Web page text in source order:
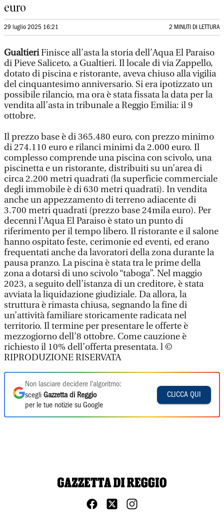
euro
29 luglio 2025 16:21 2 MINUTI DI LETTURA
GualtieriFinisce all’asta la storia dell’Aqua El Paraiso
di Pieve Saliceto, a Gualtieri. Il locale di via Zappello,
dotato di piscina e ristorante, aveva chiuso alla vigilia
del cinquantesimo anniversario. Si era ipotizzato un
possibile rilancio, ma ora è stata fissata la data per la
vendita all’asta in tribunale a Reggio Emilia: il 9
ottobre.
Il prezzo base è di 365.480 euro, con prezzo minimo
di 274.110 euro e rilanci minimi da 2.000 euro. Il
complesso comprende una piscina con scivolo, una
piscinetta e un ristorante, distribuiti su un’area di
circa 2.200 metri quadrati (la superficie commerciale
degli immobile è di 630 metri quadrati). In vendita
anche un appezzamento di terreno adiacente di
3.700 metri quadrati (prezzo base 24mila euro). Per
decenni l’Aqua El Paraiso è stato un punto di
riferimento per il tempo libero. Il ristorante e il salone
hanno ospitato feste, cerimonie ed eventi, ed erano
frequentati anche da lavoratori della zona durante la
pausa pranzo. La piscina è stata tra le prime della
zona a dotarsi di uno scivolo “taboga”. Nel maggio
2023, a seguito dell’istanza di un creditore, è stata
avviata la liquidazione giudiziale. Da allora, la
struttura è rimasta chiusa, segnando la fine di
un’attività familiare storicamente radicata nel
territorio. Il termine per presentare le offerte è
mezzogiorno dell’8 ottobre. Come cauzione è
richiesto il 10% dell’offerta presentata. l ©
RIPRODUZIONE RISERVATA
Non lasciare decidere l'algoritmo:
scegli Gazzetta di Reggio
per le tue notizie su Google
CLICCA QUI